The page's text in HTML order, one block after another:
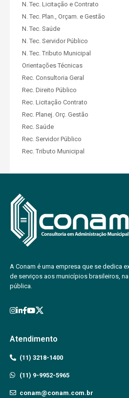
N. Tec. Licitação e Contrato
N. Tec. Plan., Orçam. e Gestão
N. Tec. Saúde
N. Tec. Servidor Público
N. Tec. Tributo Municipal
Orientações Técnicas
Rec. Consultoria Geral
Rec. Direito Público
Rec. Licitação Contrato
Rec. Planej. Orç. Gestão
Rec. Saúde
Rec. Servidor Público
Rec. Tributo Municipal
A Conam é uma empresa que se dedica
de serviços aos municípios brasileiros,
pública.
Atendimento
(11) 3218-1400
(11) 9-9952-5965
conam@conam.com.br